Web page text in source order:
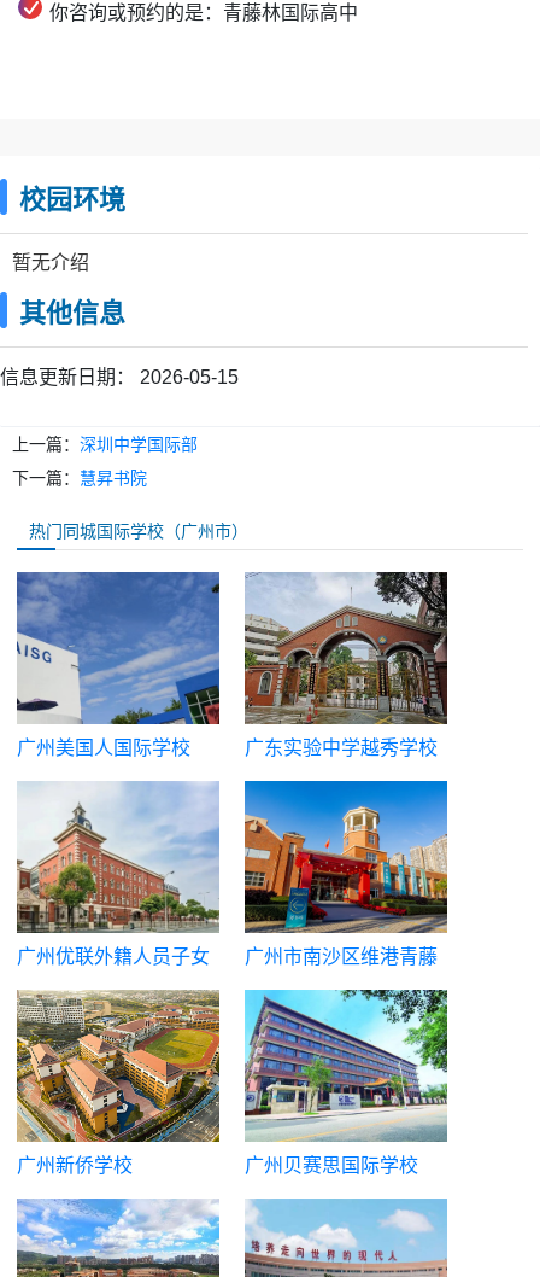
你咨询或预约的是：青藤林国际高中
校园环境
暂无介绍
其他信息
信息更新日期： 2026-05-15
上一篇： 深圳中学国际部
下一篇： 慧昇书院
热门同城国际学校（广州市）
广州美国人国际学校
广东实验中学越秀学校
国际部
广州优联外籍人员子女
学校
广州市南沙区维港青藤
中学（原广州市英东中
学）
广州新侨学校 广州贝赛思国际学校